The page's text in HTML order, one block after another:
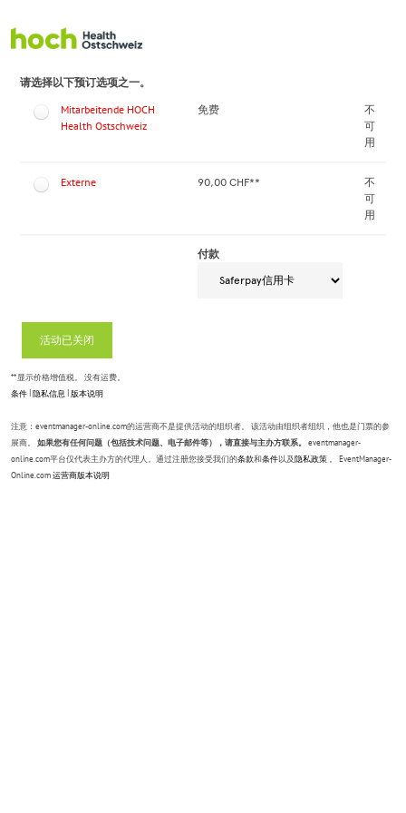
请选择以下预订选项之一。
Mitarbeitende HOCH
Health Ostschweiz
免费
不
可
用
Externe 90,00 CHF**
不
可
用
付款
活动已关闭
** 显示价格增值税。 没有运费。
条件 隐私信息 版本说明
注意：eventmanager-online.com的运营商不是提供活动的组织者。 该活动由组织者组织，他也是门票的参
展商。 如果您有任何问题（包括技术问题、电子邮件等），请直接与主办方联系。
eventmanager-
online.com平台仅代表主办方的代理人。通过注册您接受我们的条款和条件以及隐私政策 。 EventManager-
Online.com运营商版本说明